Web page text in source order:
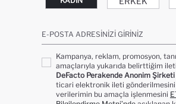
E-POSTA ADRESINIZI GIRINIZ
Kampanya, reklam, promosyon,
amaçlarıyla yukarıda belirttiğim
DeFacto Perakende Anonim Şirketi
ticari elektronik ileti gönderilmesini
verilerimin bu amaçla işlenmesini